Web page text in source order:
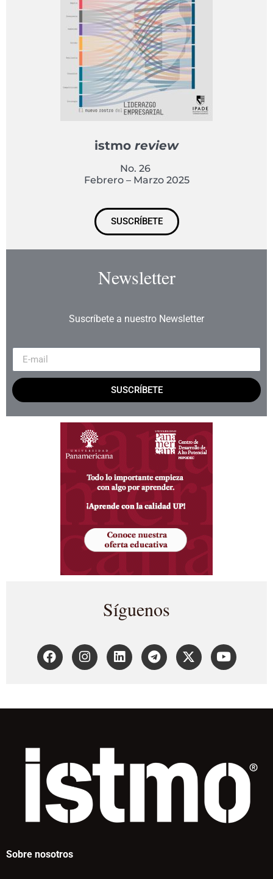
istmo review
No. 26
Febrero – Marzo 2025
SUSCRÍBETE
Newsletter
Suscríbete a nuestro Newsletter
SUSCRÍBETE
Síguenos
Sobre nosotros